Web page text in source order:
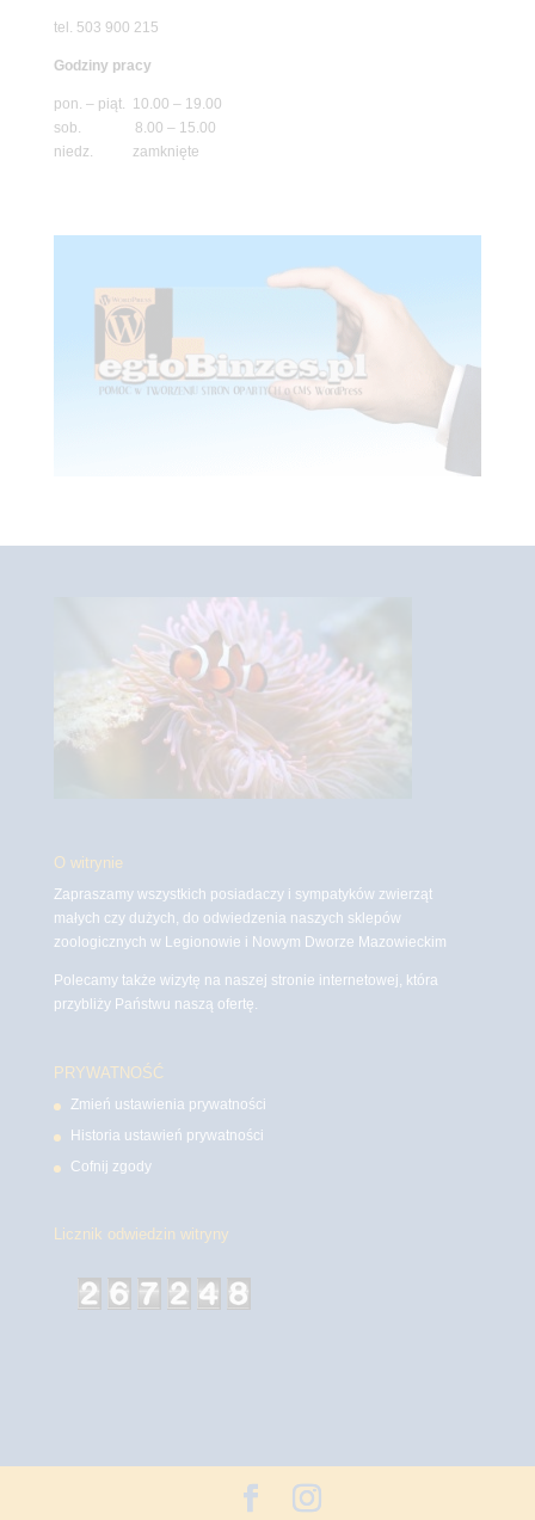
tel. 503 900 215
Godziny pracy
pon. – piąt. 10.00 – 19.00
sob. 8.00 – 15.00
niedz. zamknięte
O witrynie
Zapraszamy wszystkich posiadaczy i sympatyków zwierząt
małych czy dużych, do odwiedzenia naszych sklepów
zoologicznych w Legionowie i Nowym Dworze Mazowieckim
Polecamy także wizytę na naszej stronie internetowej, która
przybliży Państwu naszą ofertę.
PRYWATNOŚĆ
Zmień ustawienia prywatności
Historia ustawień prywatności
Cofnij zgody
Licznik odwiedzin witryny